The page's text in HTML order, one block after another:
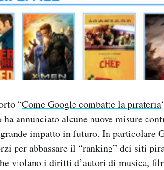
“Come Google combatte la pirateria
annunciato alcune nuove misure
impatto in futuro. In particolare
per abbassare il “ranking” dei siti
violano i diritti d’autori di musica,